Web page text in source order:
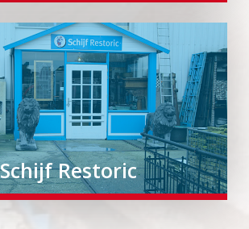
Schijf Restoric